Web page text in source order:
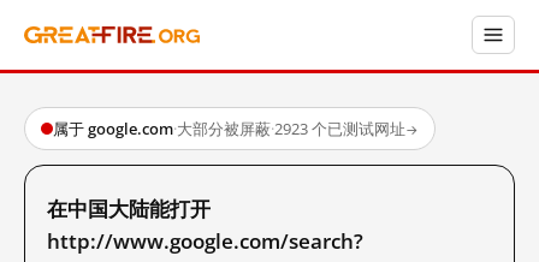
属于 google.com·大部分被屏蔽·2923 个已测试网址→
在中国大陆能打开
http://www.google.com/search?